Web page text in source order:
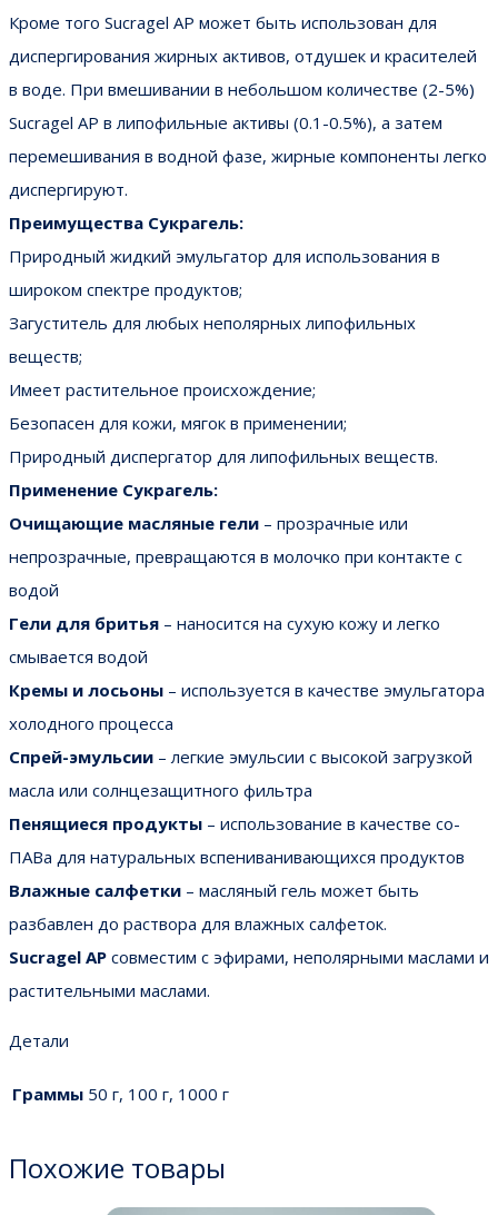
Кроме того Sucragel AP может быть использован для
диспергирования жирных активов, отдушек и красителей
в воде. При вмешивании в небольшом количестве (2-5%)
Sucragel AP в липофильные активы (0.1-0.5%), а затем
перемешивания в водной фазе, жирные компоненты легко
диспергируют.
Преимущества Сукрагель:
Природный жидкий эмульгатор для использования в
широком спектре продуктов;
Загуститель для любых неполярных липофильных
веществ;
Имеет растительное происхождение;
Безопасен для кожи, мягок в применении;
Природный диспергатор для липофильных веществ.
Применение Сукрагель:
Очищающие масляные гели – прозрачные или
непрозрачные, превращаются в молочко при контакте с
водой
Гели для бритья – наносится на сухую кожу и легко
смывается водой
Кремы и лосьоны – используется в качестве эмульгатора
холодного процесса
Спрей-эмульсии – легкие эмульсии с высокой загрузкой
масла или солнцезащитного фильтра
Пенящиеся продукты – использование в качестве со-
ПАВа для натуральных вспениванивающихся продуктов
Влажные салфетки – масляный гель может быть
разбавлен до раствора для влажных салфеток.
Sucragel AP совместим с эфирами, неполярными маслами и
растительными маслами.
Детали
Граммы 50 г, 100 г, 1000 г
Похожие товары